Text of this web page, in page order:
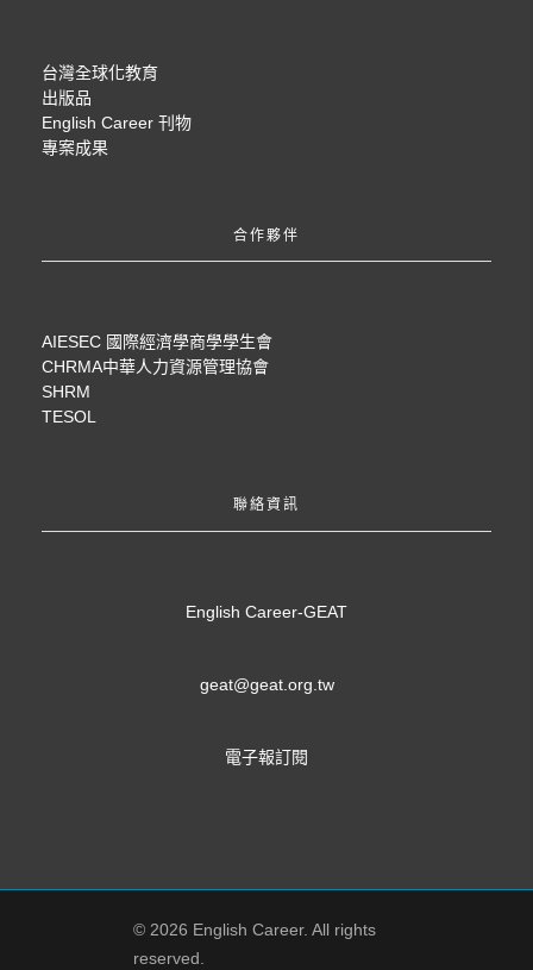
台灣全球化教育
出版品
English Career 刊物
專案成果
合作夥伴
AIESEC 國際經濟學商學學生會
CHRMA中華人力資源管理協會
SHRM
TESOL
聯絡資訊
English Career-GEAT
geat@geat.org.tw
電子報訂閱
© 2026 English Career. All rights
reserved.